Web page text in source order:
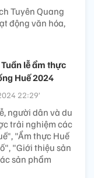
Tuyên Quang
động văn hóa,
lễ ẩm thực
Huế 2024
22:29’
người dân và du
trải nghiệm các
"Ẩm thực Huế
"Giới thiệu sản
sản phẩm